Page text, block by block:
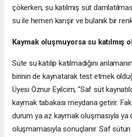
çökerken, su katılmış süt
su ile hemen karışır ve bulanık bir
Kaymak oluşmuyorsa su katılmış
Süte su katılıp katılmadığını
birinin de kaynatarak test etmek
Üyesi Öznur Eyilcim, “Saf süt
kaymak tabakası meydana getirir.
durum ya az kaymak oluşmasıyla ya
oluşmamasıyla sonuçlanır. Saf